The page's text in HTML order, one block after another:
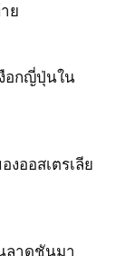
ย
อกญี่ปุ่นใน
งออสเตรเลีย
ลาดชันมา